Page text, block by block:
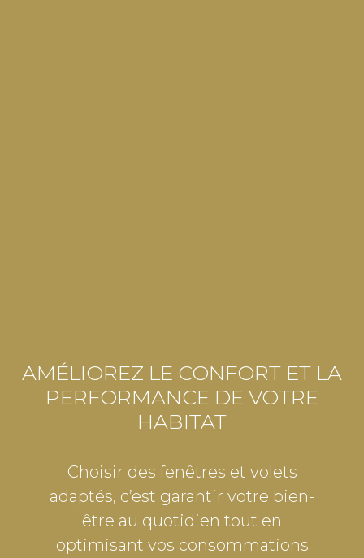
AMÉLIOREZ LE CONFORT ET LA
PERFORMANCE DE VOTRE
HABITAT
Choisir des fenêtres et volets
adaptés, c’est garantir votre bien-
être au quotidien tout en
optimisant vos consommations